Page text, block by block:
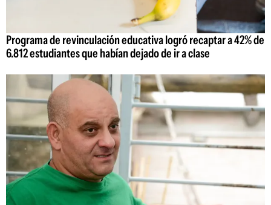
Programa de revinculación educativa logró recaptar a 42% de
6.812 estudiantes que habían dejado de ir a clase